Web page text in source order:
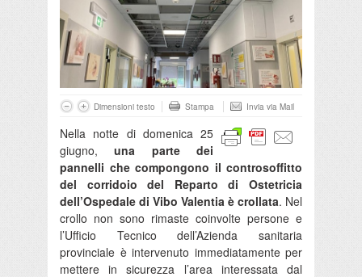
Dimensioni testo Stampa Invia via Mail
Nella notte di domenica 25
giugno,una parte dei
pannelli che compongono il controsoffitto
del corridoio del Reparto di Ostetricia
dell’Ospedale di Vibo Valentia è crollata. Nel
crollo non sono rimaste coinvolte persone e
l’Ufficio Tecnico dell’Azienda sanitaria
provinciale è intervenuto immediatamente per
mettere in sicurezza l’area interessata dal